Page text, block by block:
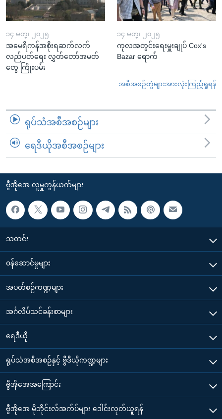
၁၄ မတ္၊ ၂၀၂၅
အမေရိကန်အစိုးရဆက်လက်
လည်ပတ်ရေး လွှတ်တော်အမတ်
တွေ ကြိုးပမ်း
၁၄ မတ္၊ ၂၀၂၅
ကုလအတွင်းရေးမှူးချုပ် Cox's
Bazar ရောက်
အစီအစဉ်တွဲများအားလုံးကြည့်ရှုရန်
ရုပ်သံအစီအစဉ်များ
ရေဒီယိုအစီအစဉ်များ
ဗွီအိုအေ လူမှုကွန်ယက်များ
သတင်း
၀န်ဆောင်မှုများ
အပတ်စဉ်ကဏ္ဍများ
အင်္ဂလိပ်သင်ခန်းစာများ
ရေဒီယို
ရုပ်သံအစီအစဉ်နှင့် ဗွီဒီယိုကဏ္ဍများ
ဗွီအိုအေအကြောင်း
ဗွီအိုအေ မိုဘိုင်းလ်အက်ပ်များ ဒေါင်းလုတ်ယူရန်